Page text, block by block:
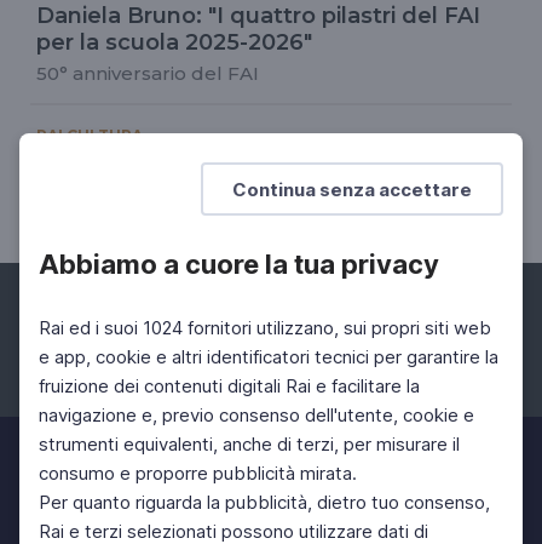
Continua senza accettare
Abbiamo a cuore la tua privacy
Rai ed i suoi 1024 fornitori utilizzano, sui propri siti web
e app, cookie e altri identificatori tecnici per garantire la
fruizione dei contenuti digitali Rai e facilitare la
navigazione e, previo consenso dell'utente, cookie e
strumenti equivalenti, anche di terzi, per misurare il
consumo e proporre pubblicità mirata.
Per quanto riguarda la pubblicità, dietro tuo consenso,
Rai e terzi selezionati possono utilizzare dati di
Daniela Bruno: "I quattro pilastri del FAI
per la scuola 2025-2026"
50° anniversario del FAI
RAI CULTURA
Appuntamento in Giardino
06 Giu 2026 > 07 Giu 2026
Facebook Instagram Twitter